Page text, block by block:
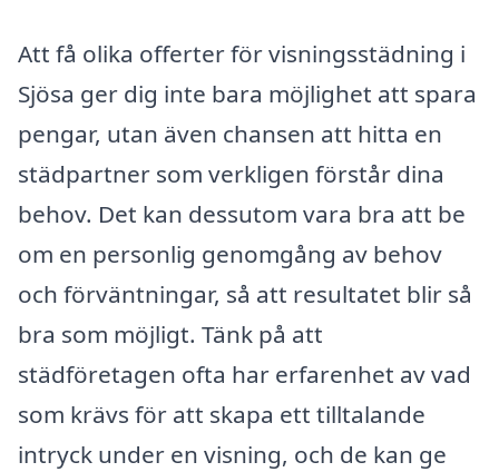
Att få olika offerter för visningsstädning i
Sjösa ger dig inte bara möjlighet att spara
pengar, utan även chansen att hitta en
städpartner som verkligen förstår dina
behov. Det kan dessutom vara bra att be
om en personlig genomgång av behov
och förväntningar, så att resultatet blir så
bra som möjligt. Tänk på att
städföretagen ofta har erfarenhet av vad
som krävs för att skapa ett tilltalande
intryck under en visning, och de kan ge